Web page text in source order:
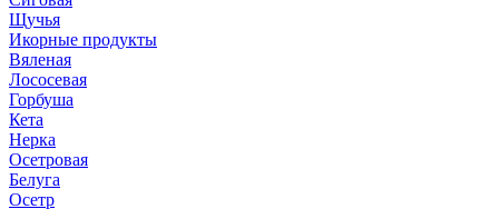
Щучья
Икорные продукты
Вяленая
Лососевая
Горбуша
Кета
Нерка
Осетровая
Белуга
Осетр